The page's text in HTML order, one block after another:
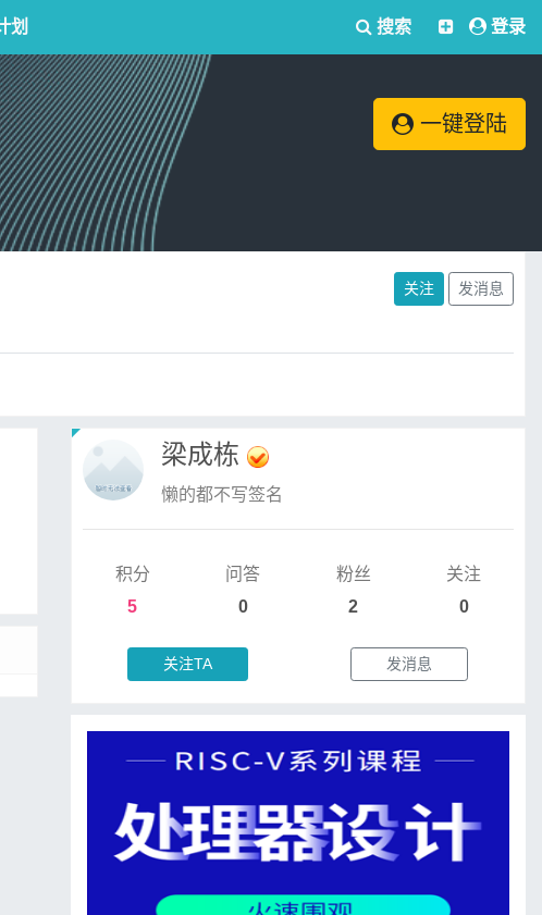
划 搜索 登录
一键登陆
关注 发消息
梁成栋
懒的都不写签名
积分
5
问答
0
粉丝
2
关注
0
关注TA 发消息